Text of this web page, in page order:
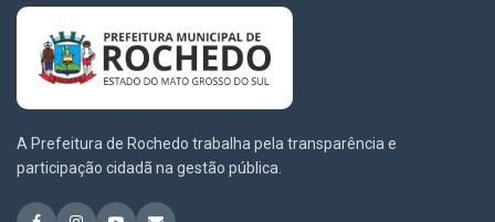
A Prefeitura de Rochedo trabalha pela transparência e
participação cidadã na gestão pública.